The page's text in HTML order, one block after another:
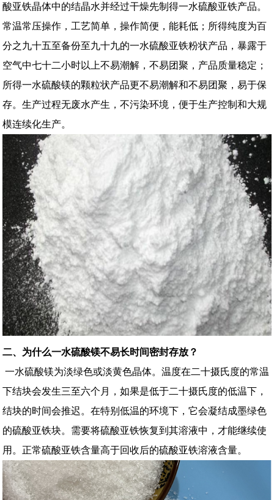
酸亚铁晶体中的结晶水并经过干燥先制得一水硫酸亚铁产品。
常温常压操作，工艺简单，操作简便，能耗低；所得纯度为百
分之九十五至备份至九十九的一水硫酸亚铁粉状产品，暴露于
空气中七十二小时以上不易潮解，不易团聚，产品质量稳定；
所得一水硫酸镁的颗粒状产品更不易潮解和不易团聚，易于保
存。生产过程无废水产生，不污染环境，便于生产控制和大规
模连续化生产。
二、为什么一水硫酸镁不易长时间密封存放？
一水硫酸镁为淡绿色或淡黄色晶体。温度在二十摄氏度的常温
下结块会发生三至六个月，如果是低于二十摄氏度的低温下，
结块的时间会推迟。在特别低温的环境下，它会凝结成墨绿色
的硫酸亚铁块。需要将硫酸亚铁恢复到其溶液中，才能继续使
用。正常硫酸亚铁含量高于回收后的硫酸亚铁溶液含量。